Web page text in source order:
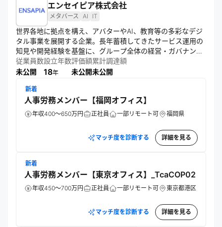
エンセイピア株式会社
メタバース AI IT
世界各地に拠点を構え、アバターやAI、教育等の多彩なデジ
タル事業を展開する企業。長年蓄積してきたサービス運用の
知見や開発経験を基盤に、グループ全体の経営・ガバナンス
や戦略的意思決定を担う。誰もが自分らしく過ごすことので
きる新たな居場所をデジタル空間に拡げるトップランナーを
従業員数
未公開
設立年数
18年
評価額
未公開
累計調達額
未公開
新着
人事労務メンバー【福岡オフィス】
年収400～650万円 正社員 一部リモート可 福岡県
マッチ度を診断する 詳細を見る
新着
人事労務メンバー【東京オフィス】_TcaCOP02
年収450～700万円 正社員 一部リモート可 東京都港区
マッチ度を診断する 詳細を見る